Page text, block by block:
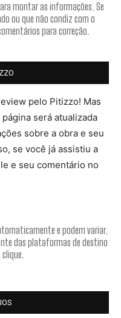
montar as informações. Se
ou que não condiz com o
para correção.
pelo Pitizzo! Mas
será atualizada
sobre a obra e seu
se você já assistiu a
e seu comentário no
e podem variar.
das plataformas de destino